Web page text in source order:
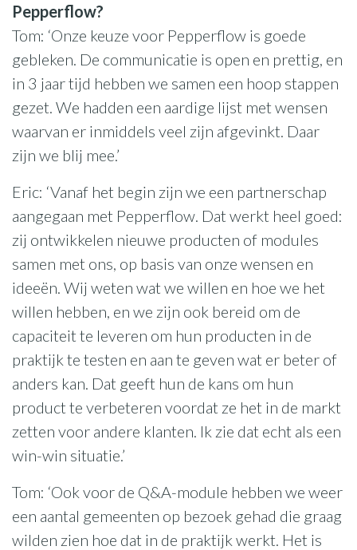
Pepperflow?
Tom: ‘Onze keuze voor Pepperflow is goede
gebleken. De communicatie is open en prettig, en
in 3 jaar tijd hebben we samen een hoop stappen
gezet. We hadden een aardige lijst met wensen
waarvan er inmiddels veel zijn afgevinkt. Daar
zijn we blij mee.’
Eric: ‘Vanaf het begin zijn we een partnerschap
aangegaan met Pepperflow. Dat werkt heel goed:
zij ontwikkelen nieuwe producten of modules
samen met ons, op basis van onze wensen en
ideeën. Wij weten wat we willen en hoe we het
willen hebben, en we zijn ook bereid om de
capaciteit te leveren om hun producten in de
praktijk te testen en aan te geven wat er beter of
anders kan. Dat geeft hun de kans om hun
product te verbeteren voordat ze het in de markt
zetten voor andere klanten. Ik zie dat echt als een
win-win situatie.’
Tom: ‘Ook voor de Q&A-module hebben we weer
een aantal gemeenten op bezoek gehad die graag
wilden zien hoe dat in de praktijk werkt. Het is